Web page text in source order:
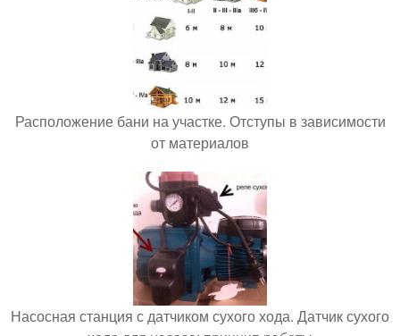
Расположение бани на участке. Отступы в зависимости
от материалов
Насосная станция с датчиком сухого хода. Датчик сухого